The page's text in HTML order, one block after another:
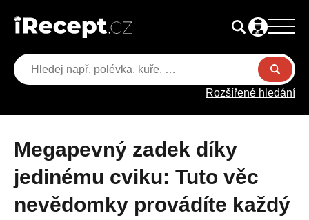
Rozšířené hledání
Megapevný zadek díky
jedinému cviku: Tuto věc
nevědomky provádíte každý